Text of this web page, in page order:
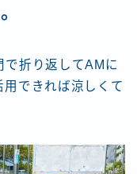
折り返してAMに
できれば涼しくて